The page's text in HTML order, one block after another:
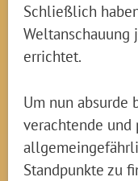
Schließlich
Weltanschauung
errichtet.
Um nun absurde
verachtende
Standpunkte zu